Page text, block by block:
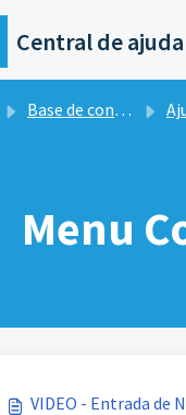
o conteúdo principal
Central de
Base de conhecimento
Menu
VIDEO - Entrada de